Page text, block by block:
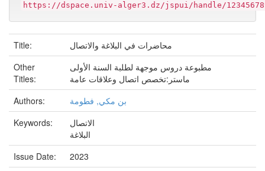
https://dspace.univ-alger3.dz/jspui/handle/
Title:
محاضرات في البلاغة والاتصال
Other
Titles:
مطبوعة دروس موجهة لطلبة السنة الأولى
ماستر:تخصص اتصال وعلاقات عامة
Authors:
بن مكي, فطومة
Keywords:
الاتصال
البلاغة
Issue Date:
2023